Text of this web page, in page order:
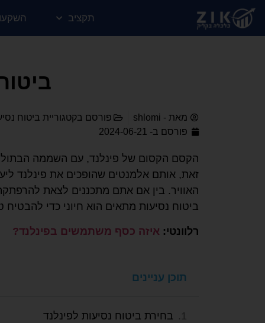
תקציב
מאת - shlomi פורסם בקטגוריית ביטוח
פורסם ב- 2024-06-21
הקסם הקסום של פינלנד, עם השממה
זאת, אותם אלמנטים שהופכים את פינלנד
האוויר. בין אם אתם מתכננים לצאת
ביטוח נסיעות מתאים הוא חיוני כדי להבטיח
רלוונטי: איזה כסף משתמשים בפינלנד?
תוכן עניינים
בחירת ביטוח נסיעות לפינלנד